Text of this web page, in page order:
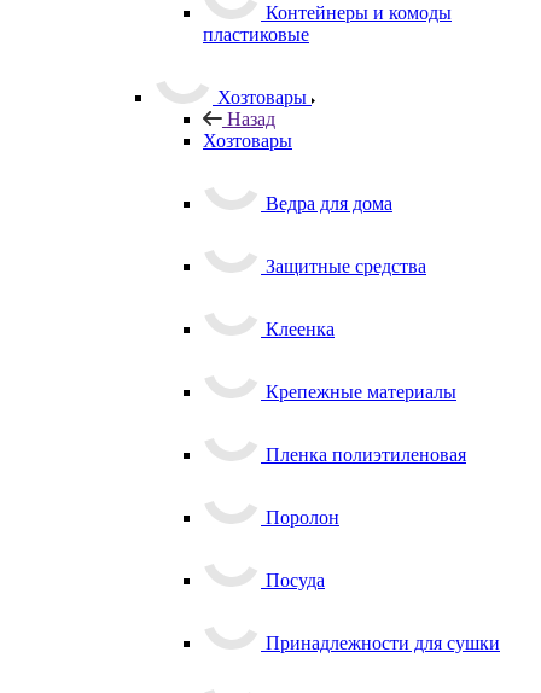
Контейнеры и комоды
пластиковые
Хозтовары
Назад
Хозтовары
Ведра для дома
Защитные средства
Клеенка
Крепежные материалы
Пленка полиэтиленовая
Поролон
Посуда
Принадлежности для сушки